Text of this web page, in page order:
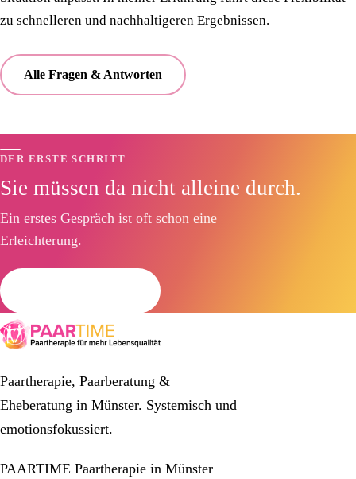
zu schnelleren und nachhaltigeren Ergebnissen.
Alle Fragen & Antworten
DER ERSTE SCHRITT
Sie müssen da nicht alleine durch.
Ein erstes Gespräch ist oft schon eine
Erleichterung.
Paartherapie, Paarberatung &
Eheberatung in Münster. Systemisch und
emotionsfokussiert.
PAARTIME Paartherapie in Münster